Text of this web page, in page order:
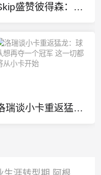
Skip盛赞彼得森：选秀前我就说了 他会是本届最强球员
洛瑞谈小卡重返猛龙：球队想再夺一个冠军 这一切都将从小卡开始